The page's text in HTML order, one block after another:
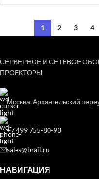
1 2 3 4
СЕРВЕРНОЕ И СЕТЕВОЕ
ПРОЕКТОРЫ
Москва, Архангельский
+7 499 755-80-93
sales@brail.ru
НАВИГАЦИЯ